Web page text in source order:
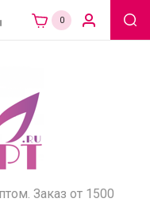
0
Заказ от 1500